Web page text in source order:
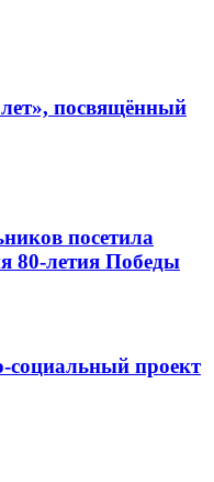
посвящённый
посетила
80-летия Победы
проект